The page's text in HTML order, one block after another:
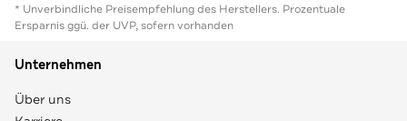
* Unverbindliche Preisempfehlung des Herstellers. Prozentuale
Ersparnis ggü. der UVP, sofern vorhanden
Unternehmen
Über uns